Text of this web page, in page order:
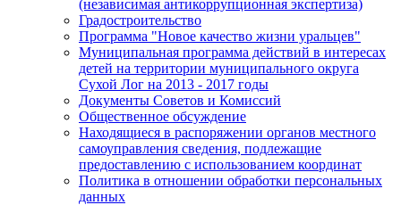
(независимая антикоррупционная экспертиза)
Градостроительство
Программа "Новое качество жизни уральцев"
Муниципальная программа действий в интересах
детей на территории муниципального округа
Сухой Лог на 2013 - 2017 годы
Документы Советов и Комиссий
Общественное обсуждение
Находящиеся в распоряжении органов местного
самоуправления сведения, подлежащие
предоставлению с использованием координат
Политика в отношении обработки персональных
данных